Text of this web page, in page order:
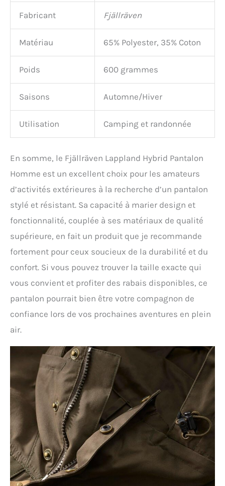
Fabricant Fjällräven
Matériau 65% Polyester, 35% Coton
Poids 600 grammes
Saisons Automne/Hiver
Utilisation Camping et randonnée
En somme, le Fjällräven Lappland Hybrid Pantalon
Homme est un excellent choix pour les amateurs
d’activités extérieures à la recherche d’un pantalon
stylé et résistant. Sa capacité à marier design et
fonctionnalité, couplée à ses matériaux de qualité
supérieure, en fait un produit que je recommande
fortement pour ceux soucieux de la durabilité et du
confort. Si vous pouvez trouver la taille exacte qui
vous convient et profiter des rabais disponibles, ce
pantalon pourrait bien être votre compagnon de
confiance lors de vos prochaines aventures en plein
air.